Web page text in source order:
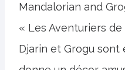
Mandalorian and
« Les Aventuriers
Djarin et Grogu sont